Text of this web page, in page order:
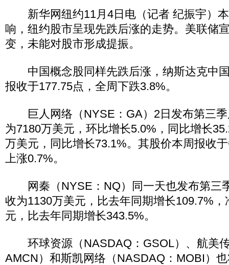
新华网纽约11月4日电（记者 纪振宇）本
响，纽约股市呈现先跌后涨的走势。美联储
变，未能对股市形成提振。
中国概念股同样先跌后涨，纳斯达克中
报收于177.75点，全周下跌3.8%。
巨人网络（NYSE：GA）2日发布第三季
为7180万美元，环比增长5.0%，同比增长
万美元，同比增长73.1%。其股价本周报收
上涨0.7%。
网秦（NYSE：NQ）同一天也发布第三
收为1130万美元，比去年同期增长109.7%
元，比去年同期增长343.5%。
环球资源（NASDAQ：GSOL）、航美
AMCN）和斯凯网络（NASDAQ：MOBI）